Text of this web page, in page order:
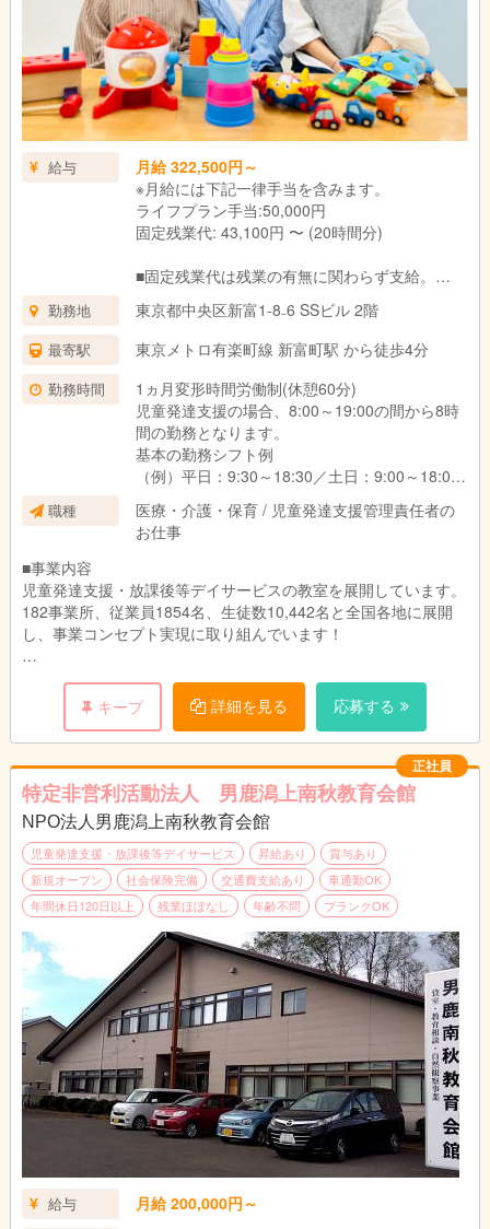
給与
月給 322,500円～
※月給には下記一律手当を含みます。
ライフプラン手当:50,000円
固定残業代: 43,100円 〜 (20時間分)
■固定残業代は残業の有無に関わらず支給。
を支給いたします。
■試用期間3ヶ月あり。
期間中の待遇に変更はありません。
勤務地 東京都中央区新富1-8₋6 SSビル 2階
最寄駅 東京メトロ有楽町線 新富町駅 から徒歩4分
勤務時間
1ヵ月変形時間労働制(休憩60分)
児童発達支援の場合、8:00～19:00の間から8時
間の勤務となります。
基本の勤務シフト例
（例）平日：9:30～18:30／土日：9:00～18:00
ます。
職種
医療・介護・保育 / 児童発達支援管理責任者の
お仕事
■事業内容
児童発達支援・放課後等デイサービスの教室を展開しています。
182事業所、従業員1854名、生徒数10,442名と全国各地に展開
し、事業コンセプト実現に取り組んでいます！
1教室あたり約50名～60名のお子さまが通所されております。
（1）親御さまのニーズヒアリングやお子さまの特性、生活・ソ
ーシャルスキルのアセスメント
（2）個別支援計画の作成及び管理
（3）コンプライアンスに基づくサービスの管理業務全般
（4）教育・育児・発達相談業務
（5）地域における関係機関との連絡調整・折衝業務
（6）福祉サービスの説明、関係機関利用の際のアドバイス
■1日の流れ（一例）
10:30～11:30 行政との連絡調整
11:30～12:30 支援計画の提示、面談
14:00～16:00 親御様と面談（指導中と家庭での困り感をご相
談）
16:00～17:30 問い合わせ対応
18:00～19:00 指導員と支援計画のケース会議
※持ち帰り仕事やサービス残業は禁止しております。
※すべてのデータを自社システムで一元管理しており、スタッフ
同士の情報連携もスムーズです。
※送迎なし
キープ 詳細を見る 応募する
正社員
特定非営利活動法人 男鹿潟上南秋教育会館
NPO法人男鹿潟上南秋教育会館
児童発達支援・放課後等デイサービス 昇給あり
賞与あり
新規オープン
社会保険完備 交通費支給あり
車通勤OK
年間休日120日以上
残業ほぼなし 年齢不問 ブランクOK
給与 月給 200,000円～